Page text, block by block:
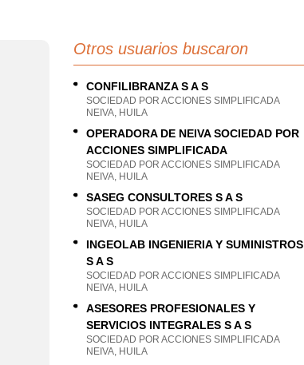
Otros usuarios buscaron
CONFILIBRANZA S A S
SOCIEDAD POR ACCIONES SIMPLIFICADA
NEIVA, HUILA
OPERADORA DE NEIVA SOCIEDAD POR
ACCIONES SIMPLIFICADA
SOCIEDAD POR ACCIONES SIMPLIFICADA
NEIVA, HUILA
SASEG CONSULTORES S A S
SOCIEDAD POR ACCIONES SIMPLIFICADA
NEIVA, HUILA
INGEOLAB INGENIERIA Y SUMINISTROS
S A S
SOCIEDAD POR ACCIONES SIMPLIFICADA
NEIVA, HUILA
ASESORES PROFESIONALES Y
SERVICIOS INTEGRALES S A S
SOCIEDAD POR ACCIONES SIMPLIFICADA
NEIVA, HUILA